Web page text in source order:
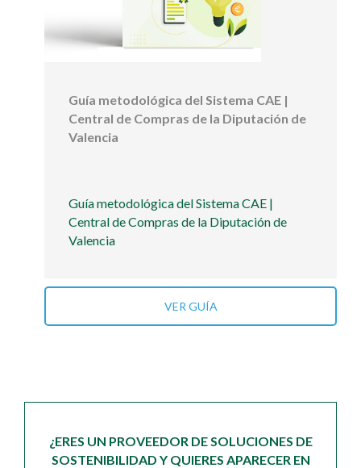
Guía metodológica del Sistema CAE |
Central de Compras de la Diputación de
Valencia
Guía metodológica del Sistema CAE |
Central de Compras de la Diputación de
Valencia
VER GUÍA
¿ERES UN PROVEEDOR DE SOLUCIONES DE
SOSTENIBILIDAD Y QUIERES APARECER EN